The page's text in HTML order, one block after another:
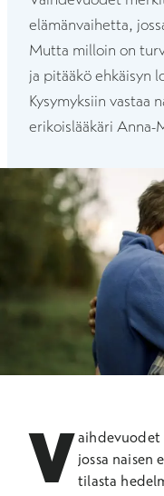
elämänvaihetta,
Mutta milloin on
ja pitääkö ehkäisyn
Kysymyksiin vastaa
erikoislääkäri Anna-
V aihdevuodet
jossa naisen
tilasta